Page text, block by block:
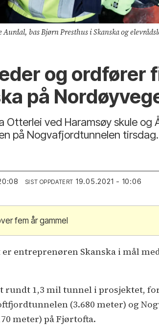
bas Bjørn Presthus i Skanska og
og ordfører
på
Otterlei ved Haramsøy skule
på Nogvafjordtunnelen tirsdag.
SIST OPPDATERT 19.05.2021 - 10:06
fem år gammel
er entreprenøren Skanska i mål
rundt 1,3 mil tunnel i prosjektet,
(3.680 meter) og
meter) på Fjørtofta.